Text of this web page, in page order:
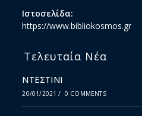
Ιστοσελίδα:
https://www.bibliokosmos.gr
Τελευταία Νέα
ΝΤΕΣΤΙΝΙ
20/01/2021 / 0 COMMENTS